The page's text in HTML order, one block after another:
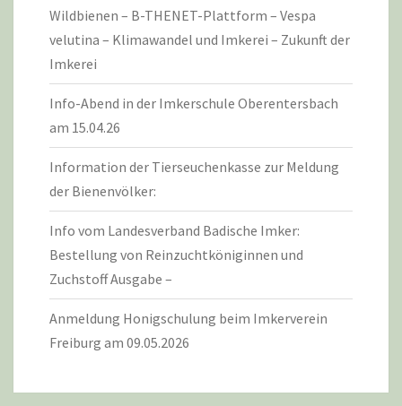
Wildbienen – B-THENET-Plattform – Vespa
velutina – Klimawandel und Imkerei – Zukunft der
Imkerei
Info-Abend in der Imkerschule Oberentersbach
am 15.04.26
Information der Tierseuchenkasse zur Meldung
der Bienenvölker:
Info vom Landesverband Badische Imker:
Bestellung von Reinzuchtköniginnen und
Zuchstoff Ausgabe –
Anmeldung Honigschulung beim Imkerverein
Freiburg am 09.05.2026